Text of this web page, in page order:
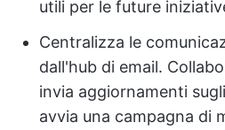
utili per le future
Centralizza le
dall'hub di email.
invia aggiornamenti
avvia una campagna di